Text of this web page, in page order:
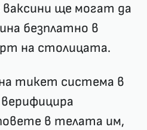
ще могат да
безплатно в
на столицата.
тикет система в
в телата им,